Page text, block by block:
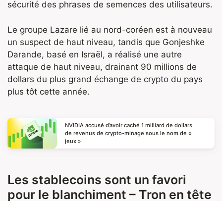
sécurité des phrases de semences des utilisateurs.
Le groupe Lazare lié au nord-coréen est à nouveau
un suspect de haut niveau, tandis que Gonjeshke
Darande, basé en Israël, a réalisé une autre
attaque de haut niveau, drainant 90 millions de
dollars du plus grand échange de crypto du pays
plus tôt cette année.
NVIDIA accusé d’avoir caché 1 milliard de dollars
de revenus de crypto-minage sous le nom de «
jeux »
Les stablecoins sont un favori
pour le blanchiment – Tron en tête